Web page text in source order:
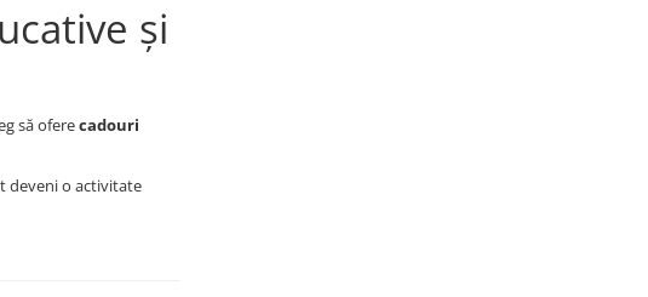
și
să oferecadouri
deveni o activitate